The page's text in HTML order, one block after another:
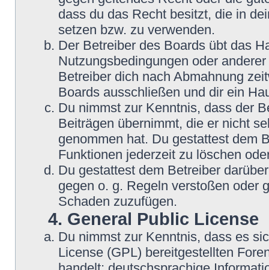
dass du das Recht besitzt, die in
setzen bzw. zu verwenden.
Der Betreiber des Boards übt das
Nutzungsbedingungen oder
Betreiber dich nach Abmahnung
Boards ausschließen und dir ein
Du nimmst zur Kenntnis, dass der
Beiträgen übernimmt, die er nicht
genommen hat. Du gestattest dem
Funktionen jederzeit zu löschen
Du gestattest dem Betreiber
gegen o. g. Regeln verstoßen oder
Schaden zuzufügen.
4. General Public License
Du nimmst zur Kenntnis, dass es
License (GPL) bereitgestellten